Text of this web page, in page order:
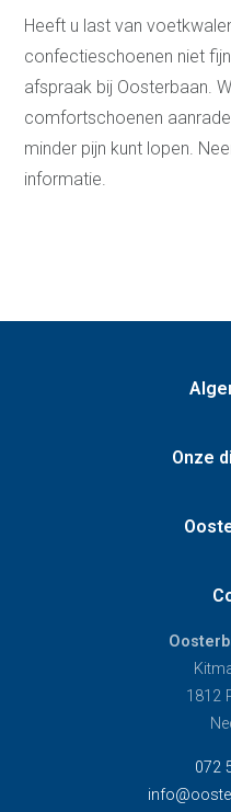
Heeft u last van
confectieschoenen niet
afspraak bij Oosterbaan.
comfortschoenen
minder pijn kunt lopen.
informatie.
Onze
1812
072